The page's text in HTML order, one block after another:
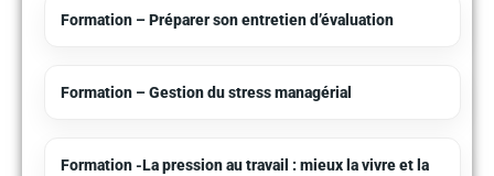
Formation – Préparer son entretien d’évaluation
Formation – Gestion du stress managérial
Formation -La pression au travail : mieux la vivre et la